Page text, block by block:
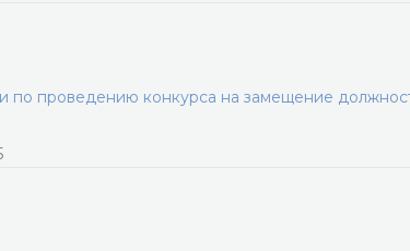
по проведению конкурса на замещение